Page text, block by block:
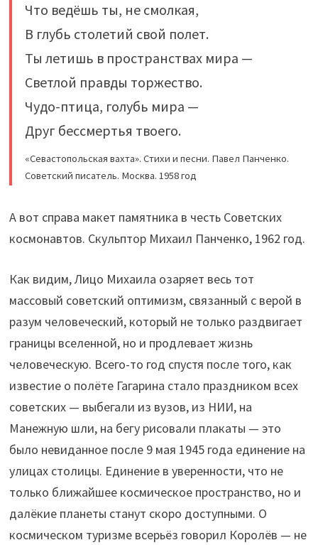
Что ведёшь ты, не смолкая,
В глубь столетий свой полет.
Ты летишь в пространствах мира —
Светлой правды торжество.
Чудо-птица, голубь мира —
Друг бессмертья твоего.
«Севастопольская вахта». Стихи и песни. Павел Панченко.
Советский писатель. Москва. 1958 год
А вот справа макет памятника в честь Советских
космонавтов. Скульптор Михаил Панченко, 1962 год.
Как видим, Лицо Михаила озаряет весь тот
массовый советский оптимизм, связанный с верой в
разум человеческий, который не только раздвигает
границы вселенной, но и продлевает жизнь
человеческую. Всего-то год спустя после того, как
известие о полёте Гагарина стало праздником всех
советских — выбегали из вузов, из НИИ, на
Манежную шли, на бегу рисовали плакаты — это
было невиданное после 9 мая 1945 года единение на
улицах столицы. Единение в уверенности, что не
только ближайшее космическое пространство, но и
далёкие планеты станут скоро доступными. О
космическом туризме всерьёз говорил Королёв — не